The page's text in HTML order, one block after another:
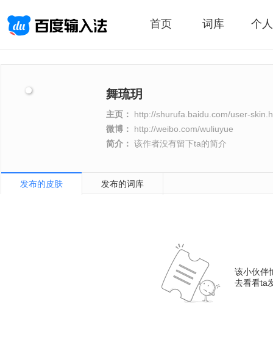
首页 词库 个
舞琉玥
主页：
http://shurufa.baidu.com/user-
微博：
http://weibo.com/wuliuyue
简介： 该作者没有留下ta的简介
发布的皮肤 发布的词库
该小伙伴
去看看ta